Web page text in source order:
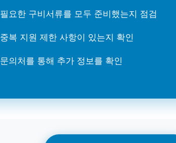
필요한 구비서류를 모두 준비했는지 점검
중복 지원 제한 사항이 있는지 확인
문의처를 통해 추가 정보를 확인